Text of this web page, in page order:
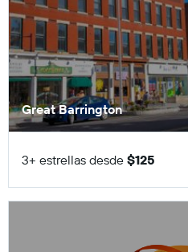
Great Barrington
3+ estrellas desde $125